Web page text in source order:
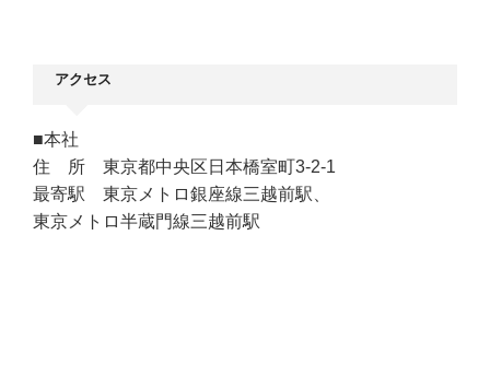
アクセス
■本社
住 所 東京都中央区日本橋室町3-2-1
最寄駅 東京メトロ銀座線三越前駅、
東京メトロ半蔵門線三越前駅